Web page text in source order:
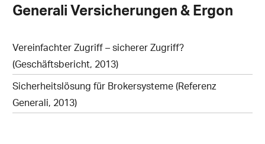
Generali Versicherungen & Ergon
Vereinfachter Zugriff – sicherer Zugriff?
(Geschäftsbericht, 2013)
Sicherheitslösung für Brokersysteme (Referenz
Generali, 2013)